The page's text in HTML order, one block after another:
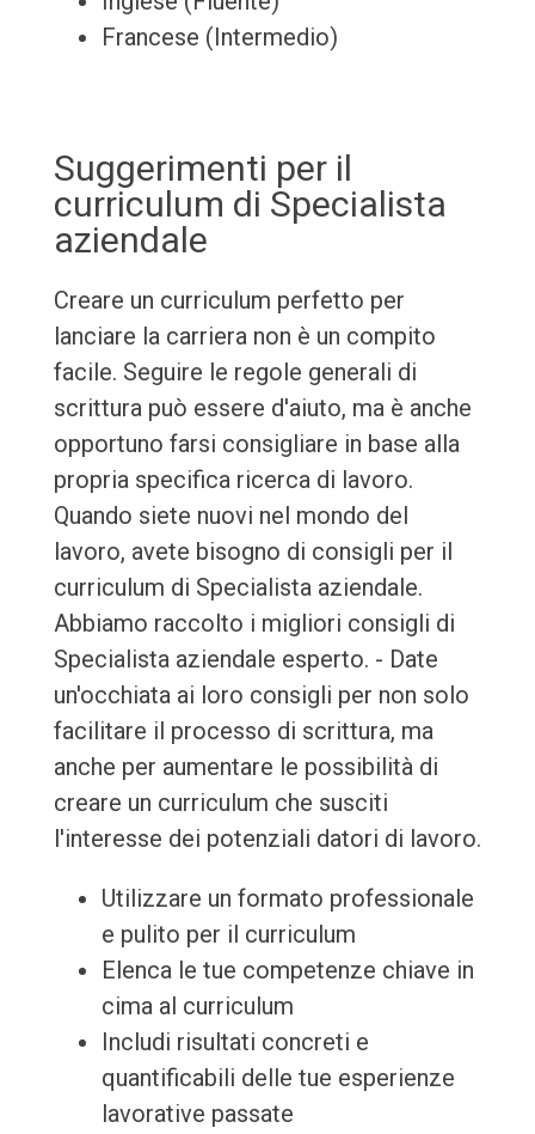
Francese (Intermedio)
Suggerimenti per il
curriculum di Specialista
aziendale
Creare un curriculum perfetto per
lanciare la carriera non è un compito
facile. Seguire le regole generali di
scrittura può essere d'aiuto, ma è anche
opportuno farsi consigliare in base alla
propria specifica ricerca di lavoro.
Quando siete nuovi nel mondo del
lavoro, avete bisogno di consigli per il
curriculum di Specialista aziendale.
Abbiamo raccolto i migliori consigli di
Specialista aziendale esperto. - Date
un'occhiata ai loro consigli per non solo
facilitare il processo di scrittura, ma
anche per aumentare le possibilità di
creare un curriculum che susciti
l'interesse dei potenziali datori di lavoro.
Utilizzare un formato professionale
e pulito per il curriculum
Elenca le tue competenze chiave in
cima al curriculum
Includi risultati concreti e
quantificabili delle tue esperienze
lavorative passate